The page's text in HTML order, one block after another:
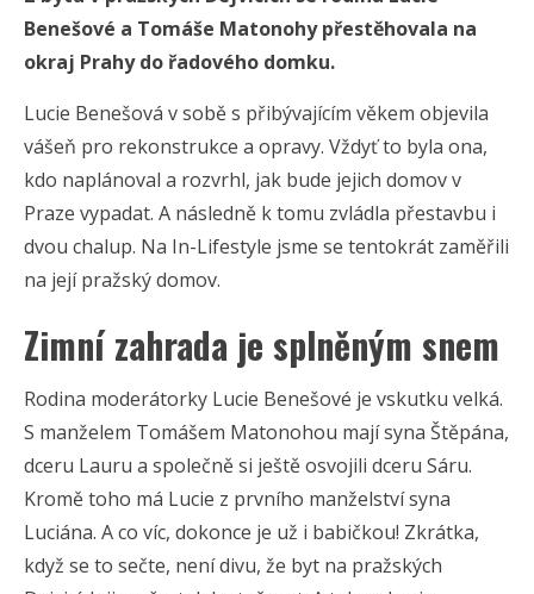
Benešové a Tomáše Matonohy přestěhovala na
okraj Prahy do řadového domku.
Lucie Benešová v sobě s přibývajícím věkem objevila
vášeň pro rekonstrukce a opravy. Vždyť to byla ona,
kdo naplánoval a rozvrhl, jak bude jejich domov v
Praze vypadat. A následně k tomu zvládla přestavbu i
dvou chalup. Na In-Lifestyle jsme se tentokrát zaměřili
na její pražský domov.
Zimní zahrada je splněným snem
Rodina moderátorky Lucie Benešové je vskutku velká.
S manželem Tomášem Matonohou mají syna Štěpána,
dceru Lauru a společně si ještě osvojili dceru Sáru.
Kromě toho má Lucie z prvního manželství syna
Luciána. A co víc, dokonce je už i babičkou! Zkrátka,
když se to sečte, není divu, že byt na pražských